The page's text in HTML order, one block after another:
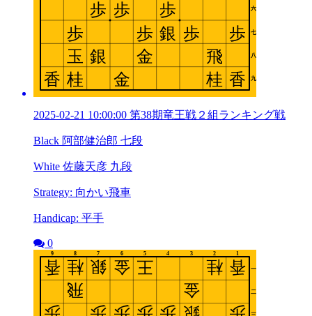
2025-02-21 10:00:00 第38期竜王戦２組ランキング戦
Black 阿部健治郎 七段
White 佐藤天彦 九段
Strategy: 向かい飛車
Handicap: 平手
0